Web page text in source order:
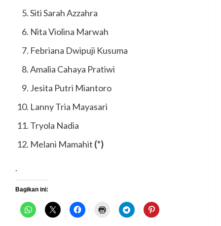
Siti Sarah Azzahra
Nita Violina Marwah
Febriana Dwipuji Kusuma
Amalia Cahaya Pratiwi
Jesita Putri Miantoro
Lanny Tria Mayasari
Tryola Nadia
Melani Mamahit (*)
.
Bagikan ini: